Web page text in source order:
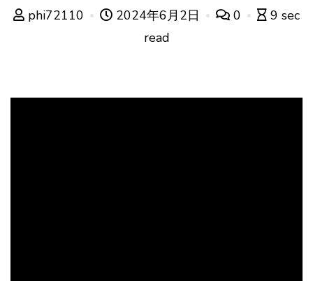
phi72110 2024年6月2日 0
9 sec
read